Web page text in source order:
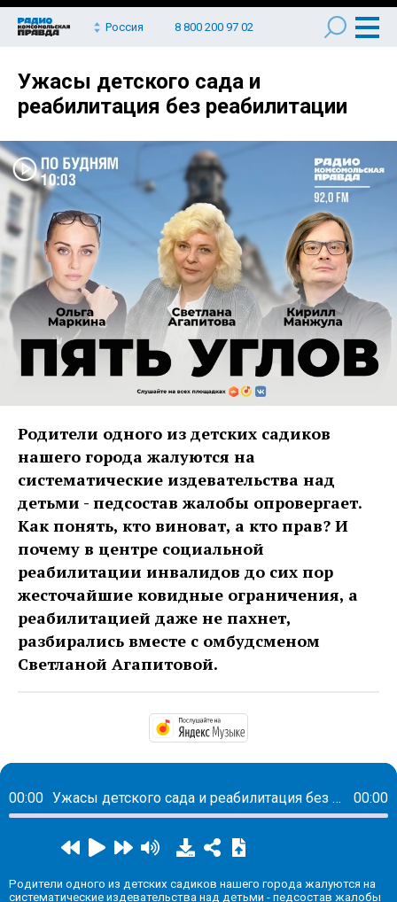
Россия 8 800 200 97 02
Ужасы детского сада и
реабилитация без реабилитации
Родители одного из детских садиков
нашего города жалуются на
систематические издевательства над
детьми - педсостав жалобы опровергает.
Как понять, кто виноват, а кто прав? И
почему в центре социальной
реабилитации инвалидов до сих пор
жесточайшие ковидные ограничения, а
реабилитацией даже не пахнет,
разбирались вместе с омбудсменом
Светланой Агапитовой.
00:00 Ужасы детского сада и реабилитация без реабилитации 00:00
Родители одного из детских садиков нашего города жалуются на
систематические издевательства над детьми - педсостав жалобы